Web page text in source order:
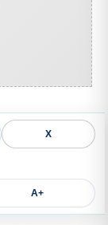
X
A+